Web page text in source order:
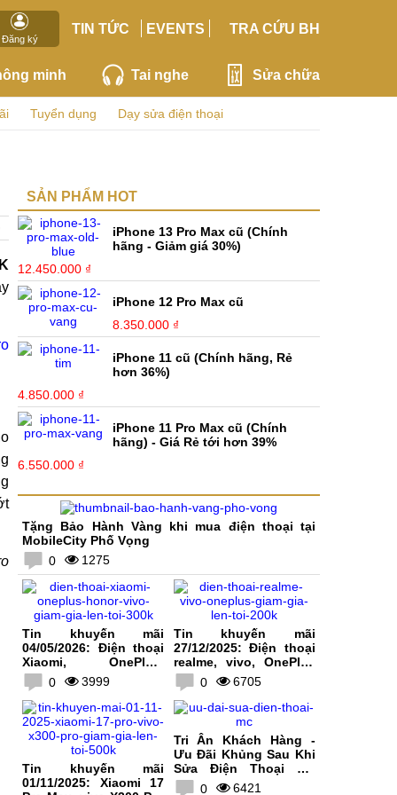
Đăng ký
TIN TỨC EVENTS TRA CỨU BH
minh Tai nghe Sửa chữa
Tuyển dụng Dạy sửa điện thoại
SẢN PHẨM HOT
iPhone 13 Pro Max cũ (Chính
hãng - Giảm giá 30%)
12.450.000 ₫
iPhone 12 Pro Max cũ
8.350.000 ₫
iPhone 11 cũ (Chính hãng, Rẻ
hơn 36%)
4.850.000 ₫
iPhone 11 Pro Max cũ (Chính
hãng) - Giá Rẻ tới hơn 39%
6.550.000 ₫
Tặng Bảo Hành Vàng khi mua điện thoại tại
MobileCity Phố Vọng
0
1275
Tin khuyến mãi
04/05/2026: Điện thoại
Xiaomi, OnePlus,
HONOR, vivo giảm giá
lên tới 300K
0 3999
Tin khuyến mãi
27/12/2025: Điện thoại
realme, vivo, OnePlus
giảm giá lên tới 200K
0 6705
Tin khuyến mãi
01/11/2025: Xiaomi 17
Tri Ân Khách Hàng -
Ưu Đãi Khủng Sau Khi
Sửa Điện Thoại Tại
MobileCity
0 6421